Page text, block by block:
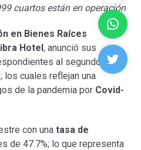
cuartos están en operación
en Bienes Raíces
Hotel, anunció sus
al segundo
cuales reflejan una
de la pandemia por Covid-
con una tasa de
de 47.7%; lo que representa